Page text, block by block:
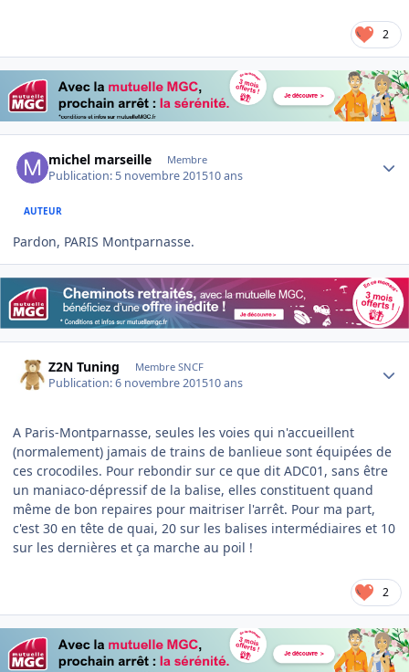
2
michel marseille Membre
Publication: 5 novembre 201510 ans
AUTEUR
Pardon, PARIS Montparnasse.
Z2N Tuning Membre SNCF
Publication:6 novembre 201510 ans
A Paris-Montparnasse, seules les voies qui n'accueillent
(normalement) jamais de trains de banlieue sont équipées de
ces crocodiles. Pour rebondir sur ce que dit ADC01, sans être
un maniaco-dépressif de la balise, elles constituent quand
même de bon repaires pour maitriser l'arrêt. Pour ma part,
c'est 30 en tête de quai, 20 sur les balises intermédiaires et 10
sur les dernières et ça marche au poil !
2